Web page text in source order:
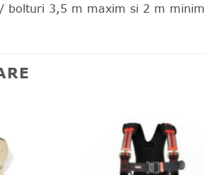
bolturi 3,5 m maxim si 2 m minim
Adauga